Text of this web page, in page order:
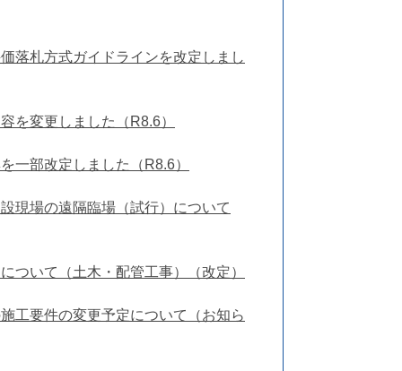
落札方式ガイドラインを改定しまし
を変更しました（R8.6）
一部改定しました（R8.6）
現場の遠隔臨場（試行）について
ついて（土木・配管工事）（改定）
工要件の変更予定について（お知ら